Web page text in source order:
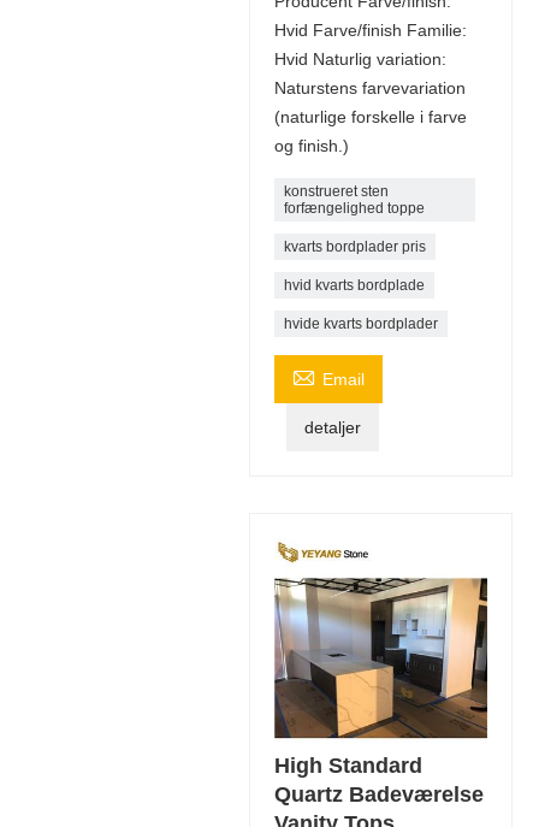
Hvid Farve/finish Familie:
Hvid Naturlig variation:
Naturstens farvevariation
(naturlige forskelle i farve
og finish.)
konstrueret sten
forfængelighed toppe
kvarts bordplader pris
hvid kvarts bordplade
hvide kvarts bordplader
 Email
detaljer
High Standard
Quartz Badeværelse